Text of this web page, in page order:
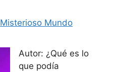
Misterioso Mundo
Autor: ¿Qué es lo
que podía